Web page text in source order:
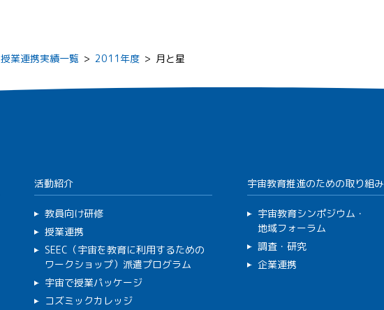
授業連携実績一覧 > 2011年度 > 月と星
活動紹介
教員向け研修
授業連携
SEEC（宇宙を教育に利用するための
ワークショップ）派遣プログラム
宇宙で授業パッケージ
コズミックカレッジ
宇宙教育推進のための取り組み
宇宙教育シンポジウム・
地域フォーラム
調査・研究
企業連携